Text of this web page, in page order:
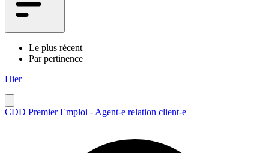
Le plus récent
Par pertinence
Hier
CDD Premier Emploi - Agent-e relation client-e